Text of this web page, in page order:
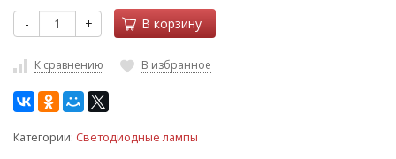
- + В корзину
К сравнению В избранное
Категории: Светодиодные лампы